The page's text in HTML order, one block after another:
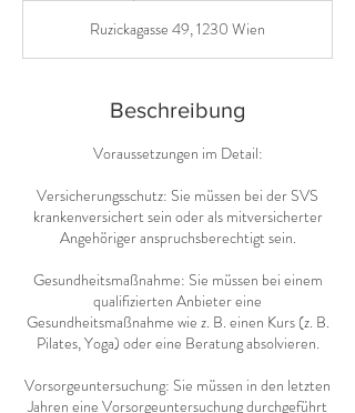
d
Ruzickagasse 49, 1230 Wien
Beschreibung
Voraussetzungen im Detail:
Versicherungsschutz: Sie müssen bei der SVS
krankenversichert sein oder als mitversicherter
Angehöriger anspruchsberechtigt sein.
Gesundheitsmaßnahme: Sie müssen bei einem
qualifizierten Anbieter eine
Gesundheitsmaßnahme wie z. B. einen Kurs (z. B.
Pilates, Yoga) oder eine Beratung absolvieren.
Vorsorgeuntersuchung: Sie müssen in den letzten
Jahren eine Vorsorgeuntersuchung durchgeführt